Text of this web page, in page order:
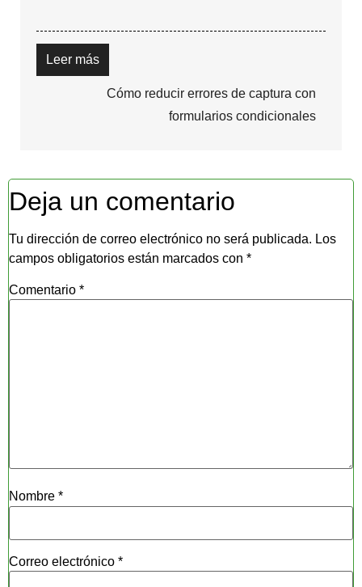
Leer más
Cómo reducir errores de captura con
formularios condicionales
Deja un comentario
Tu dirección de correo electrónico no será publicada. Los
campos obligatorios están marcados con *
Comentario *
Nombre *
Correo electrónico *